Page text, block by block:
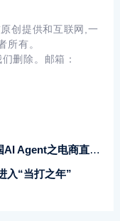
创提供和互联网,一
所有。
删除。邮箱：
直播数字人实测报告发布
入“当打之年”